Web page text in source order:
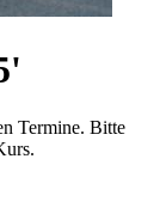
Termine. Bitte